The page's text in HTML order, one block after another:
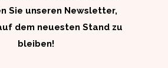
Sie unseren Newsletter,
dem neuesten Stand zu
bleiben!